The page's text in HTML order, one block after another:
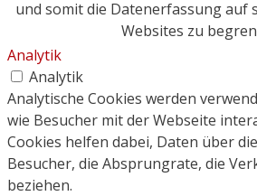
und somit die Datenerfassung
Websites zu
Analytik
Analytik
Analytische Cookies werden
wie Besucher mit der Webseite
Cookies helfen dabei, Daten über
Besucher, die Absprungrate, die
beziehen.